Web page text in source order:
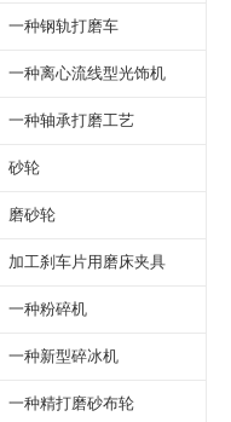
一种钢轨打磨车
一种离心流线型光饰机
一种轴承打磨工艺
砂轮
磨砂轮
加工刹车片用磨床夹具
一种粉碎机
一种新型碎冰机
一种精打磨砂布轮